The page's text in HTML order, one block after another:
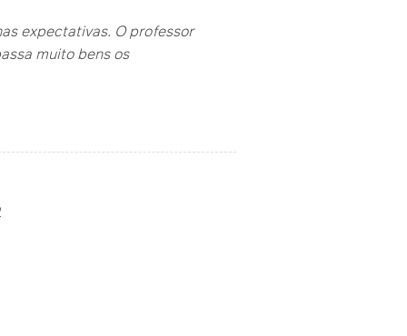
expectativas. O professor
muito bens os